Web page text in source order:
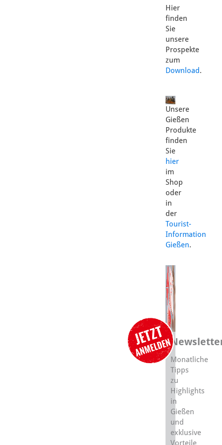
Hier
finden
Sie
unsere
Prospekte
zum
Download.
Unsere
Gießen
Produkte
finden
Sie
hier
im
Shop
oder
in
der
Tourist-
Information
Gießen.
Monatliche
Tipps
zu
Highlights
in
Gießen
und
exklusive
Vorteile